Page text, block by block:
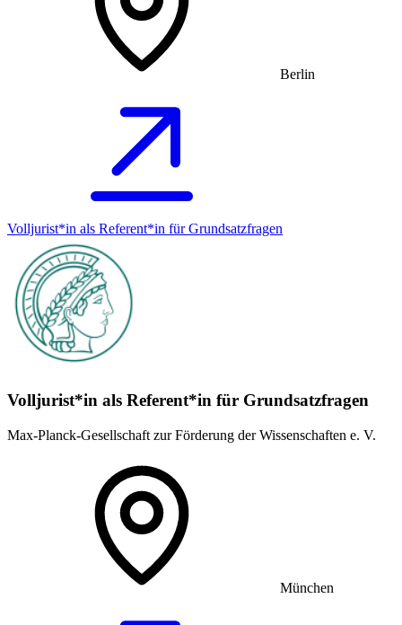
Berlin
Volljurist*in als Referent*in für Grundsatz­fragen
Volljurist*in als Referent*in für Grundsatz­fragen
Max-Planck-Gesellschaft zur Förderung der Wissenschaften e. V.
München